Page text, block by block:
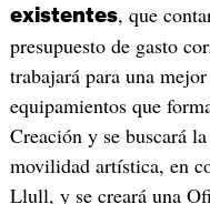
existentes, que
presupuesto de gasto
trabajará para una
equipamientos que
Creación y se buscará
movilidad artística, en
Llull, y se creará una